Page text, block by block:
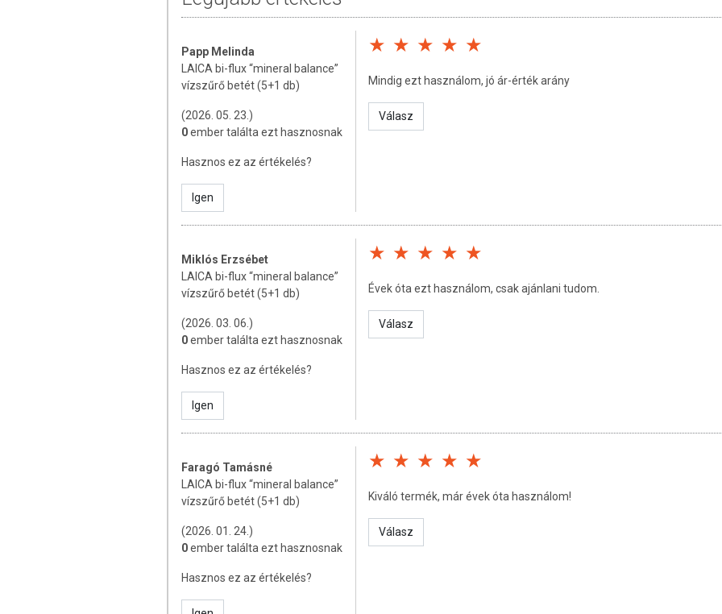
Az oldalunkon lévő adatokat folyamatosan frissítjük, törekszünk arra, hogy naprakészek legyenek.
Szeretnénk felhívni azonban a figyelmet, hogy ennek ellenére a webshopon szereplő adatok (beleértve a
termékfotókat, tápérték-, összetétel-, és allergén információkat is) csak tájékoztató jellegűek, a tényleges
értékek eltérhetnek az élelmiszerek természetéből adódóan. A friss, aktuális információkat a termékek
csomagolásán találják meg.
Papp Melinda
LAICA bi-flux “mineral balance”
vízszűrő betét (5+1 db)
(2026. 05. 23.)
0ember találta ezt hasznosnak
Hasznos ez az értékelés?
Igen
Mindig ezt használom, jó ár-érték arány
Válasz
Miklós Erzsébet
LAICA bi-flux “mineral balance”
vízszűrő betét (5+1 db)
(2026. 03. 06.)
0ember találta ezt hasznosnak
Hasznos ez az értékelés?
Igen
Évek óta ezt használom, csak ajánlani tudom.
Válasz
Faragó Tamásné
LAICA bi-flux “mineral balance”
vízszűrő betét (5+1 db)
(2026. 01. 24.)
0ember találta ezt hasznosnak
Hasznos ez az értékelés?
Kiváló termék, már évek óta használom!
Válasz